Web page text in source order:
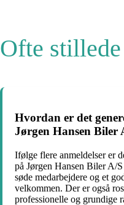
Ofte
Hvordan er det
Jørgen Hansen Biler
Ifølge flere anmeldelser er
på Jørgen Hansen Biler A/
søde medarbejdere og et
velkommen. Der er også
professionelle og grundige